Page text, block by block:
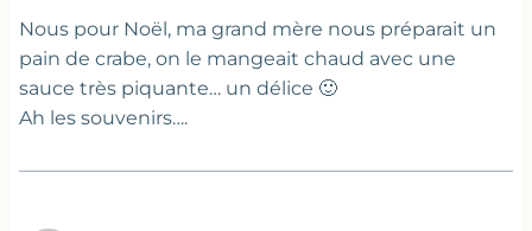
Nous pour Noël, ma grand mère nous préparait un
pain de crabe, on le mangeait chaud avec une
sauce très piquante… un délice 🙂
Ah les souvenirs….